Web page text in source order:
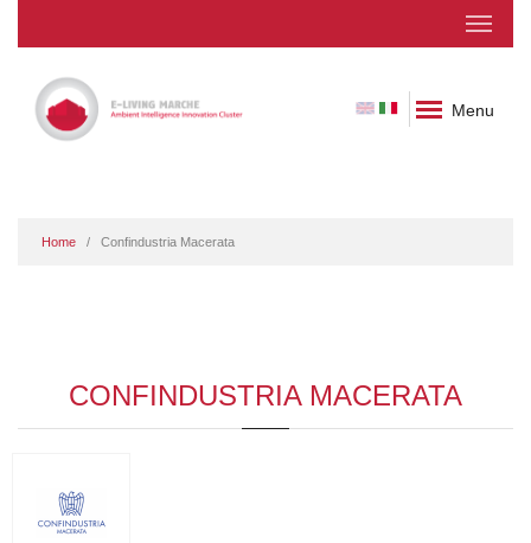
Menu
Home Confindustria Macerata
CONFINDUSTRIA MACERATA